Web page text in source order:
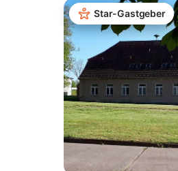
Star-Gastgeber